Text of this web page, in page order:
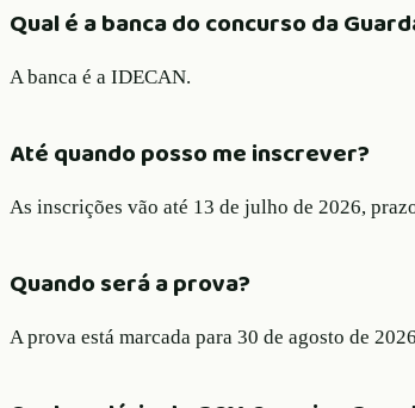
Qual é a banca do concurso da
A banca é a IDECAN.
Até quando posso me inscrever?
As inscrições vão até 13 de julho de 2026,
Quando será a prova?
A prova está marcada para 30 de agosto de